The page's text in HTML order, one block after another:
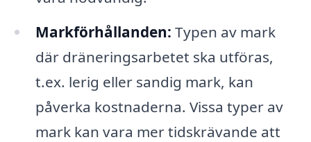
Markförhållanden: Typen av mark
där dräneringsarbetet ska utföras,
t.ex. lerig eller sandig mark, kan
påverka kostnaderna. Vissa typer av
mark kan vara mer tidskrävande att